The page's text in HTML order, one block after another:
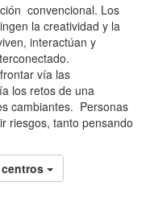
convencional. Los
la creatividad y la
interactúan y
vía las
los retos de una
cambiantes. Personas
riesgos, tanto pensando